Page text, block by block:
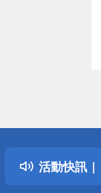
活動快訊